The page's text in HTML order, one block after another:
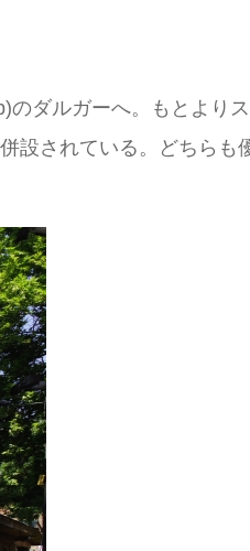
ダルガーへ。もとより
設されている。どちら